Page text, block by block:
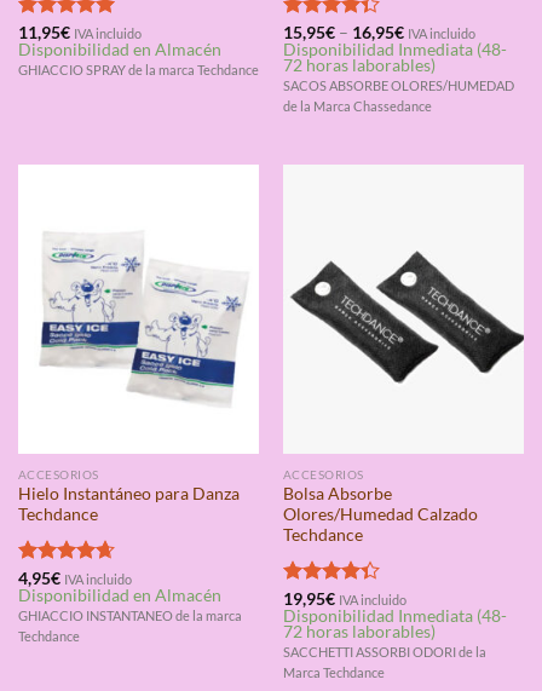
Valorado
con5.00
de 5
11,95€ IVA incluido
Disponibilidad en Almacén
GHIACCIO SPRAY de la marca Techdance
Valorado
con4.33
de 5
15,95€– 16,95€ IVA incluido
Disponibilidad Inmediata (48-
72 horas laborables)
SACOS ABSORBE OLORES/HUMEDAD
de la Marca Chassedance
ACCESORIOS
Hielo Instantáneo para Danza
Techdance
Valorado
con4.67
de 5
4,95€ IVA incluido
Disponibilidad en Almacén
GHIACCIO INSTANTANEO de la marca
Techdance
ACCESORIOS
Bolsa Absorbe
Olores/Humedad Calzado
Techdance
Valorado
con4.33
de 5
19,95€ IVA incluido
Disponibilidad Inmediata (48-
72 horas laborables)
SACCHETTI ASSORBI ODORI de la
Marca Techdance